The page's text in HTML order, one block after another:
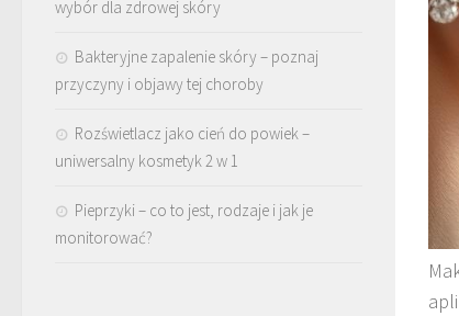
wybór dla zdrowej skóry
Bakteryjne zapalenie skóry – poznaj
przyczyny i objawy tej choroby
Rozświetlacz jako cień do powiek –
uniwersalny kosmetyk 2 w 1
Pieprzyki – co to jest, rodzaje i jak je
monitorować?